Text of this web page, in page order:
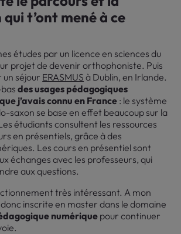
t’ont mené à ce
études par un licence en sciences du
projet de devenir orthophoniste. Puis
un séjour ERASMUS à Dublin, en Irlande.
basdes usages pédagogiques
j’avais connu en France : le système
saxon se base en effet beaucoup sur la
étudiants consultent les ressources
en présentiels, grâce à des
Les cours en présentiel sont
échanges avec les professeurs, qui
aux questions.
très intéressant. A mon
inscrite en master dans le domaine
numérique pour continuer